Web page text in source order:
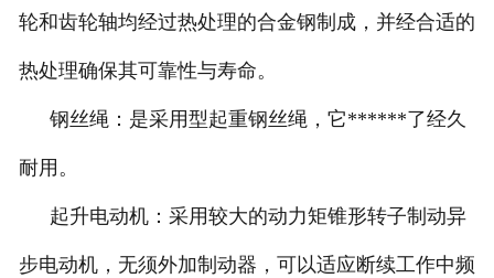
轮和齿轮轴均经过热处理的合金钢制成，并经合适的
热处理确保其可靠性与寿命。
钢丝绳：是采用型起重钢丝绳，它******了经久
耐用。
起升电动机：采用较大的动力矩锥形转子制动异
步电动机，无须外加制动器，可以适应断续工作中频